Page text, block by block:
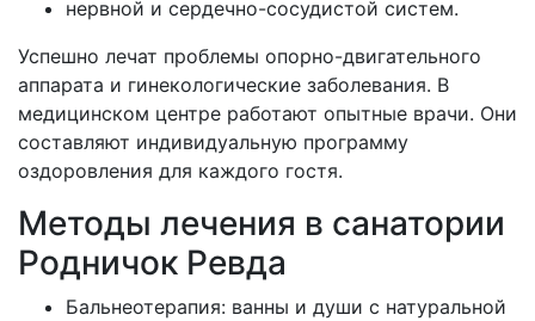
нервной и сердечно-сосудистой систем.
Успешно лечат проблемы опорно-двигательного
аппарата и гинекологические заболевания. В
медицинском центре работают опытные врачи. Они
составляют индивидуальную программу
оздоровления для каждого гостя.
Методы лечения в санатории
Родничок Ревда
Бальнеотерапия: ванны и души с натуральной